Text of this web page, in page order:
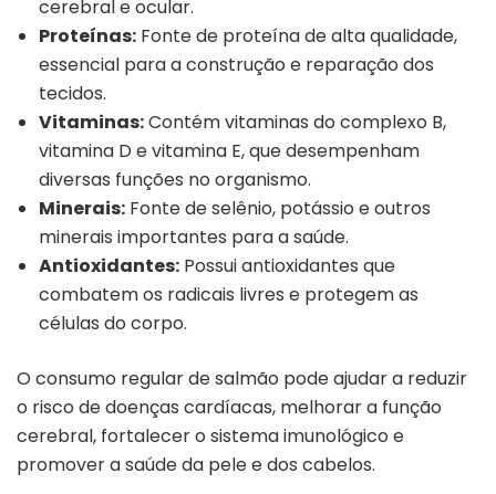
cerebral e ocular.
Proteínas: Fonte de proteína de alta qualidade,
essencial para a construção e reparação dos
tecidos.
Vitaminas:Contém vitaminas do complexo B,
vitamina D e vitamina E, que desempenham
diversas funções no organismo.
Minerais: Fonte de selênio, potássio e outros
minerais importantes para a saúde.
Antioxidantes: Possui antioxidantes que
combatem os radicais livres e protegem as
células do corpo.
O consumo regular de salmão pode ajudar a reduzir
o risco de doenças cardíacas, melhorar a função
cerebral, fortalecer o sistema imunológico e
promover a saúde da pele e dos cabelos.